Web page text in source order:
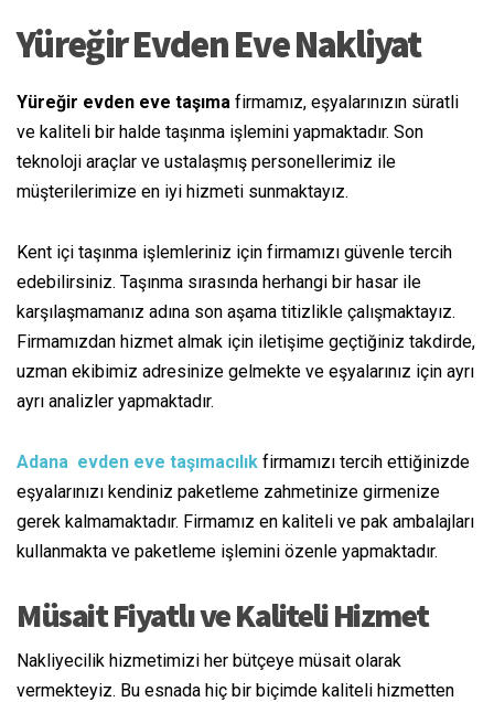
Yüreğir Evden Eve Nakliyat
Yüreğir evden eve taşıma firmamız, eşyalarınızın süratli
ve kaliteli bir halde taşınma işlemini yapmaktadır. Son
teknoloji araçlar ve ustalaşmış personellerimiz ile
müşterilerimize en iyi hizmeti sunmaktayız.
Kent içi taşınma işlemleriniz için firmamızı güvenle tercih
edebilirsiniz. Taşınma sırasında herhangi bir hasar ile
karşılaşmamanız adına son aşama titizlikle çalışmaktayız.
Firmamızdan hizmet almak için iletişime geçtiğiniz takdirde,
uzman ekibimiz adresinize gelmekte ve eşyalarınız için ayrı
ayrı analizler yapmaktadır.
Adana evden eve taşımacılık firmamızı tercih ettiğinizde
eşyalarınızı kendiniz paketleme zahmetinize girmenize
gerek kalmamaktadır. Firmamız en kaliteli ve pak ambalajları
kullanmakta ve paketleme işlemini özenle yapmaktadır.
MüsaitFiyatlı ve Kaliteli Hizmet
Nakliyecilik hizmetimizi her bütçeye müsait olarak
vermekteyiz. Bu esnada hiç bir biçimde kaliteli hizmetten